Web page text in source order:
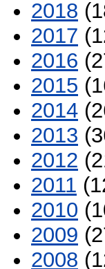
2018
2017
2016
2015
2014
2013
2012
2011
2010
2009
2008